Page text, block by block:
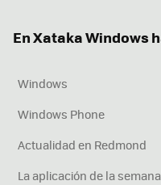
En Xataka Windows
Windows
Windows Phone
Actualidad en Redmond
La aplicación de la semana